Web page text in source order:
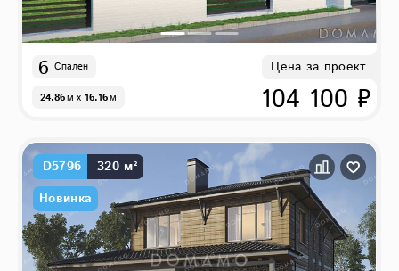
6 Спален
24.86м x 16.16м
Цена за проект
104 100 ₽
D5796
320 м²
Новинка